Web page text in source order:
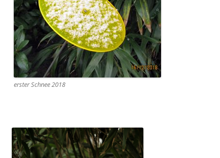
erster Schnee 2018